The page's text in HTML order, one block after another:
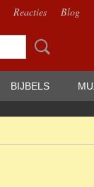
Reacties Blog
BIJBELS